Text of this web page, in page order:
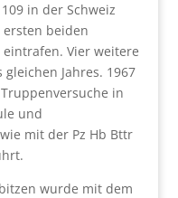
in der Schweiz
ersten beiden
eintrafen. Vier weitere
Jahres. 1967
in
und
mit der Pz Hb Bttr
wurde mit dem